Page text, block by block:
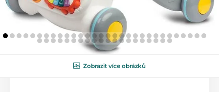
Zobrazit více obrázků